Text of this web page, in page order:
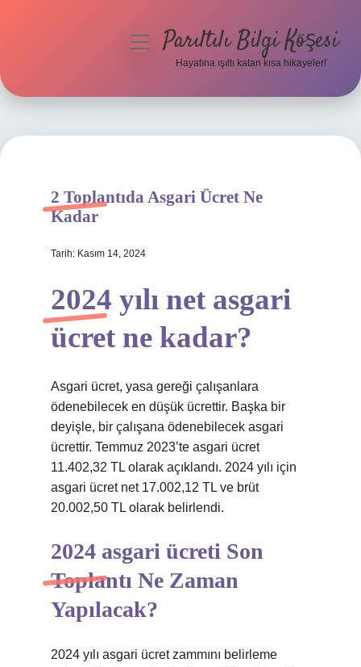
Hakkımızda
menüyüParıltılı Bilgi Köşesi
Hayatına ışıltı katan kısa hikayeler!
2 Toplantıda Asgari Ücret Ne
Kadar
Tarih: Kasım 14, 2024
2024 yılı net asgari
ücret ne kadar?
Asgari ücret, yasa gereği çalışanlara
ödenebilecek en düşük ücrettir. Başka bir
deyişle, bir çalışana ödenebilecek asgari
ücrettir. Temmuz 2023’te asgari ücret
11.402,32 TL olarak açıklandı. 2024 yılı için
asgari ücret net 17.002,12 TL ve brüt
20.002,50 TL olarak belirlendi.
2024 asgari ücreti Son
Toplantı Ne Zaman
Yapılacak?
2024 yılı asgari ücret zammını belirleme